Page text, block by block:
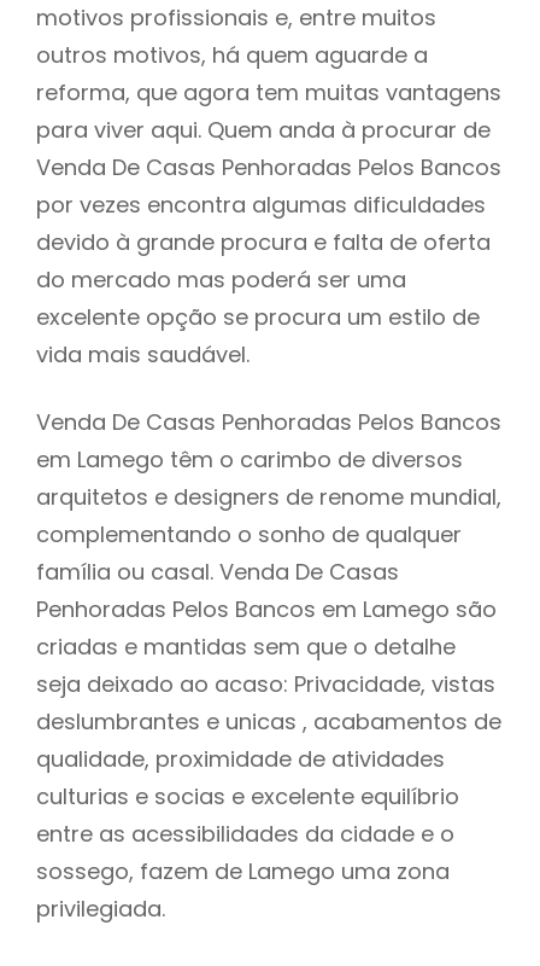
motivos profissionais e, entre muitos
outros motivos, há quem aguarde a
reforma, que agora tem muitas vantagens
para viver aqui. Quem anda à procurar de
Venda De Casas Penhoradas Pelos Bancos
por vezes encontra algumas dificuldades
devido à grande procura e falta de oferta
do mercado mas poderá ser uma
excelente opção se procura um estilo de
vida mais saudável.
Venda De Casas Penhoradas Pelos Bancos
em Lamego têm o carimbo de diversos
arquitetos e designers de renome mundial,
complementando o sonho de qualquer
família ou casal. Venda De Casas
Penhoradas Pelos Bancos em Lamego são
criadas e mantidas sem que o detalhe
seja deixado ao acaso: Privacidade, vistas
deslumbrantes e unicas , acabamentos de
qualidade, proximidade de atividades
culturias e socias e excelente equilíbrio
entre as acessibilidades da cidade e o
sossego, fazem de Lamego uma zona
privilegiada.